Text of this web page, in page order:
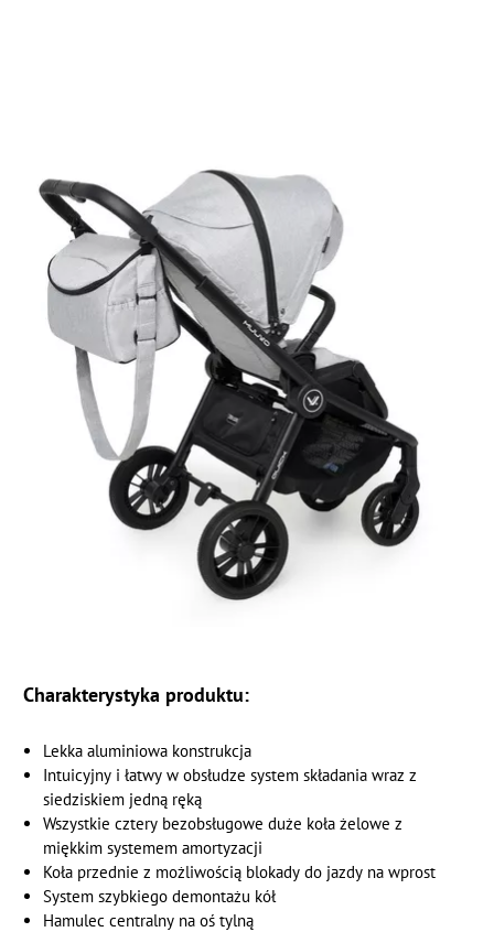
Charakterystyka produktu:
Lekka aluminiowa konstrukcja
Intuicyjny i łatwy w obsłudze system składania wraz z
siedziskiem jedną ręką
Wszystkie cztery bezobsługowe duże koła żelowe z
miękkim systemem amortyzacji
Koła przednie z możliwością blokady do jazdy na wprost
System szybkiego demontażu kół
Hamulec centralny na oś tylną